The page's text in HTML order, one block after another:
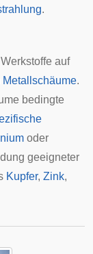
.
auf
Metallschäume.
bedingte
oder
geeigneter
Kupfer, Zink,